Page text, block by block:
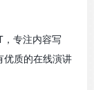
专注内容写
优质的在线演讲